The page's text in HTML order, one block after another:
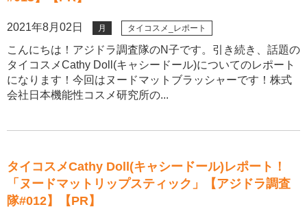
2021年8月02日 月 タイコスメ_レポート
こんにちは！アジドラ調査隊のN子です。引き続き、話題の
タイコスメCathy Doll(キャシードール)についてのレポート
になります！今回はヌードマットブラッシャーです！株式
会社日本機能性コスメ研究所の...
タイコスメCathy Doll(キャシードール)レポート！
「ヌードマットリップスティック」【アジドラ調査
隊#012】【PR】